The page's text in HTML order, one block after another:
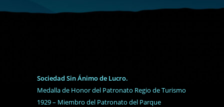
Sociedad Sin Ánimo de Lucro.
Medalla de Honor del Patronato Regio de Turismo
1929 – Miembro del Patronato del Parque